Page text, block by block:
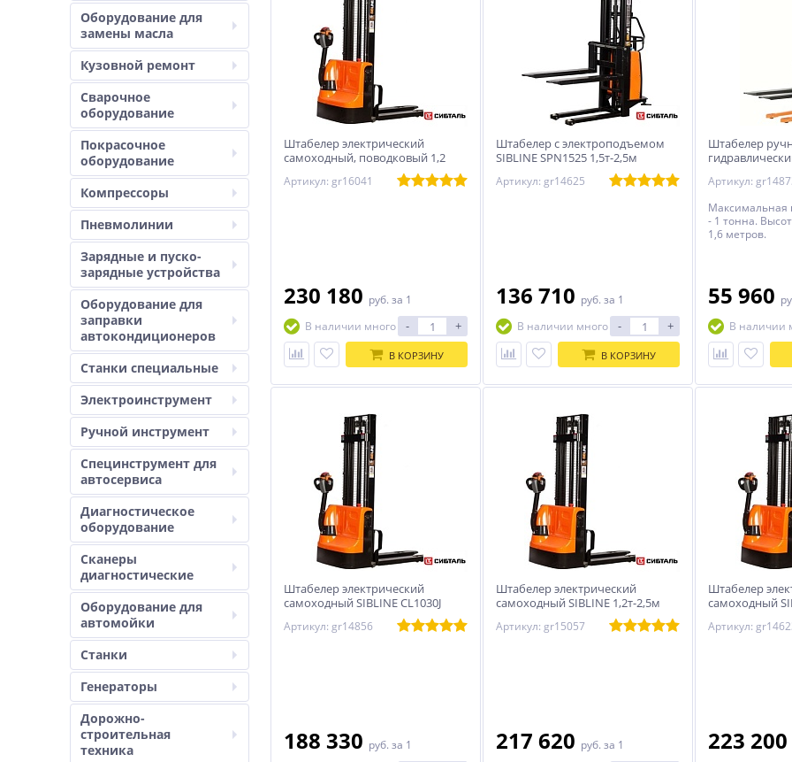
Оборудование для
замены масла
Кузовной ремонт
Сварочное
оборудование
Покрасочное
оборудование
Компрессоры
Пневмолинии
Зарядные и пуско-
зарядные устройства
Оборудование для
заправки
автокондиционеров
Станки специальные
Электроинструмент
Ручной инструмент
Специнструмент для
автосервиса
Диагностическое
оборудование
Сканеры
диагностические
Оборудование для
автомойки
Станки
Генераторы
Дорожно-
строительная
техника
Штабелер электрический
самоходный, поводковый 1,2
т-3,5м Вилы: 1150 , АКБ Li - Ion,
CL1235J SIBLINE
Артикул: gr16041
230 180 руб. за 1
В наличии много
- +
В КОРЗИНУ
Штабелер с электроподъемом
SIBLINE SPN1525 1,5т-2,5м
Артикул: gr14625
136 710 руб. за 1
В наличии много
- +
В КОРЗИНУ
Штабелер
Артикул:
Максимальная
- 1 тонна.
1,6 метров.
55 960
В наличии
Штабелер электрический
самоходный SIBLINE CL1030J
Артикул: gr14856
188 330 руб. за 1
Штабелер электрический
самоходный SIBLINE 1,2т-2,5м
Артикул: gr15057
217 620 руб. за 1
Штабелер
самоходный
Артикул:
223 200